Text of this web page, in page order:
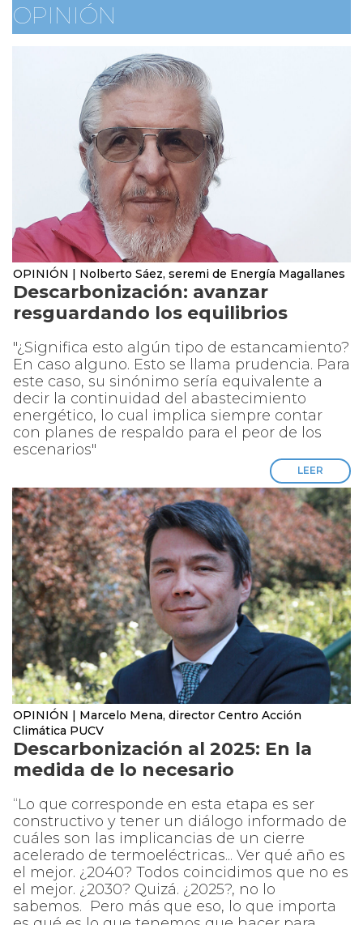
OPINIÓN
OPINIÓN | Nolberto Sáez, seremi de Energía Magallanes
Descarbonización: avanzar
resguardando los equilibrios
"¿Significa esto algún tipo de estancamiento?
En caso alguno. Esto se llama prudencia. Para
este caso, su sinónimo sería equivalente a
decir la continuidad del abastecimiento
energético, lo cual implica siempre contar
con planes de respaldo para el peor de los
escenarios"
LEER
OPINIÓN | Marcelo Mena, director Centro Acción
Climática PUCV
Descarbonización al 2025: En la
medida de lo necesario
“Lo que corresponde en esta etapa es ser
constructivo y tener un diálogo informado de
cuáles son las implicancias de un cierre
acelerado de termoeléctricas... Ver qué año es
el mejor. ¿2040? Todos coincidimos que no es
el mejor. ¿2030? Quizá. ¿2025?, no lo
sabemos. Pero más que eso, lo que importa